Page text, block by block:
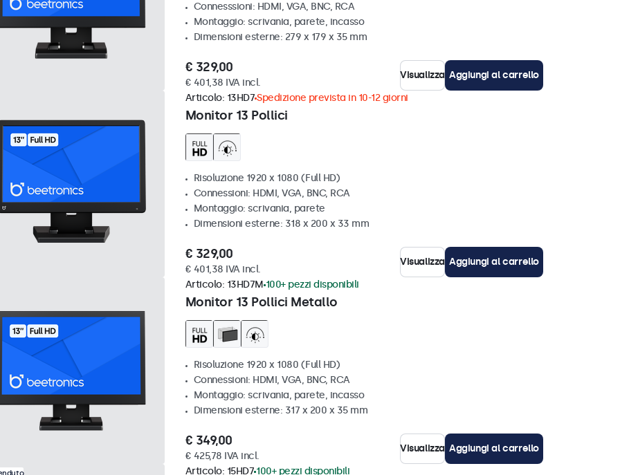
Connesssioni: HDMI, VGA, BNC, RCA
Montaggio: scrivania, parete, incasso
Dimensioni esterne: 279 x 179 x 35 mm
€ 329,00
€ 401,38 IVA incl.
Visualizza Aggiungi al carrello
Monitor 13 Pollici
Articolo: 13HD7Spedizione prevista in 10-12 giorni
Risoluzione 1920 x 1080 (Full HD)
Connessioni: HDMI, VGA, BNC, RCA
Montaggio: scrivania, parete
Dimensioni esterne: 318 x 200 x 33 mm
€ 329,00
€ 401,38 IVA incl.
Visualizza Aggiungi al carrello
Monitor 13 Pollici Metallo
Articolo: 13HD7M 100+ pezzi disponibili
Risoluzione 1920 x 1080 (Full HD)
Connessioni: HDMI, VGA, BNC, RCA
Montaggio: scrivania, parete, incasso
Dimensioni esterne: 317 x 200 x 35 mm
€ 349,00
€ 425,78 IVA incl.
Visualizza Aggiungi al carrello
Articolo: 15HD7 100+ pezzi disponibili